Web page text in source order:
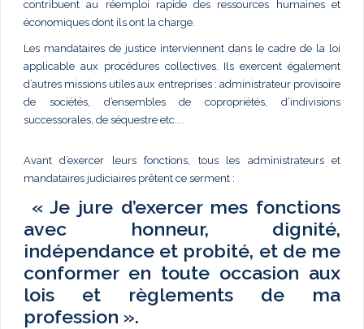
contribuent au réemploi rapide des ressources humaines et
économiques dont ils ont la charge.
Les mandataires de justice interviennent dans le cadre de la loi
applicable aux procédures collectives. Ils exercent également
d’autres missions utiles aux entreprises : administrateur provisoire
de sociétés, d’ensembles de copropriétés, d’indivisions
successorales, de séquestre etc....
Avant d’exercer leurs fonctions, tous les administrateurs et
mandataires judiciaires prêtent ce serment :
« Je jure d’exercer mes fonctions
avec honneur, dignité,
indépendance et probité, et de me
conformer en toute occasion aux
lois et règlements de ma
profession ».